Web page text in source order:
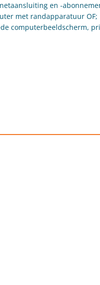
en -
met randapparatuur OF;
computerbeeldscherm,